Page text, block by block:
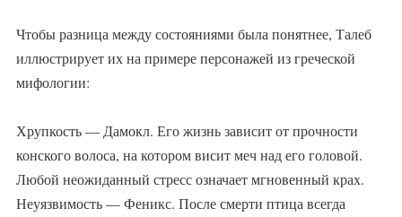
Чтобы разница между состояниями была понятнее, Талеб
иллюстрирует их на примере персонажей из греческой
мифологии:
Хрупкость — Дамокл. Его жизнь зависит от прочности
конского волоса, на котором висит меч над его головой.
Любой неожиданный стресс означает мгновенный крах.
Неуязвимость — Феникс. После смерти птица всегда